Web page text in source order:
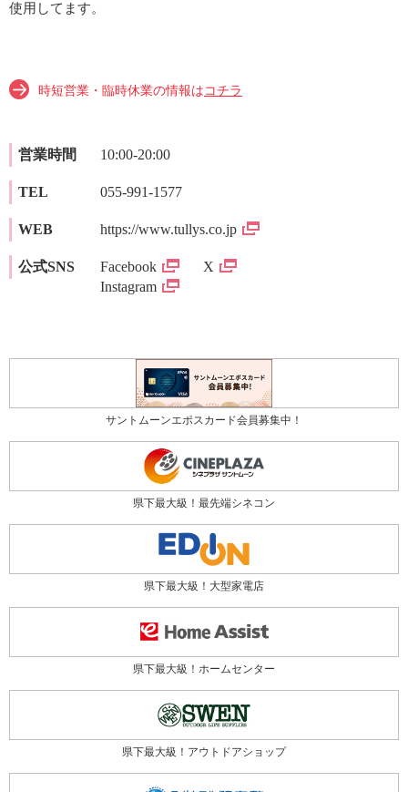
使用してます。
時短営業・臨時休業の情報は コチラ
営業時間 10:00-20:00
TEL 055-991-1577
WEB https://www.tullys.co.jp
公式SNS Facebook
X
Instagram
サントムーンエポスカード会員募集中！
県下最大級！最先端シネコン
県下最大級！大型家電店
県下最大級！ホームセンター
県下最大級！アウトドアショップ